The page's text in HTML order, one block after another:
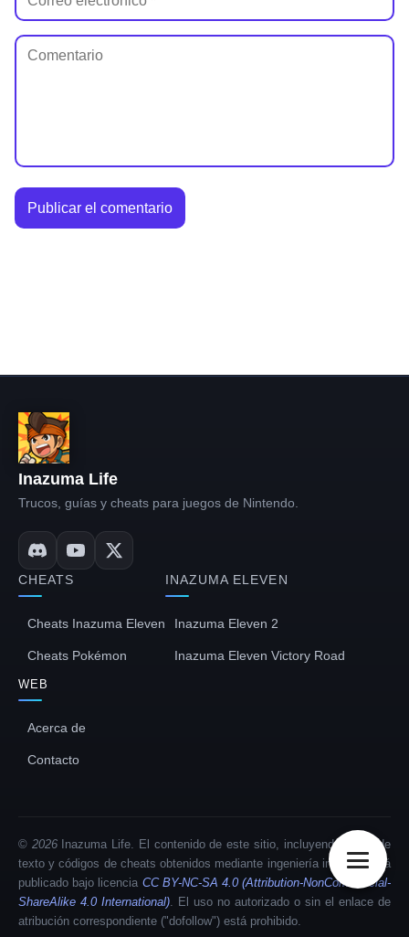
Inazuma Life
Trucos, guías y cheats para juegos de Nintendo.
CHEATS
Cheats Inazuma Eleven
Cheats Pokémon
INAZUMA ELEVEN
Inazuma Eleven 2
Inazuma Eleven Victory Road
WEB
Acerca de
Contacto
© 2026Inazuma Life. El contenido de este sitio, incluyendo guías de
texto y códigos de cheats obtenidos mediante ingeniería inversa, está
publicado bajo licencia CC BY-NC-SA 4.0 (Attribution-NonCommercial-
ShareAlike 4.0 International). El uso no autorizado o sin el enlace de
atribución correspondiente ("dofollow") está prohibido.
Italiano
Deutsch
Français